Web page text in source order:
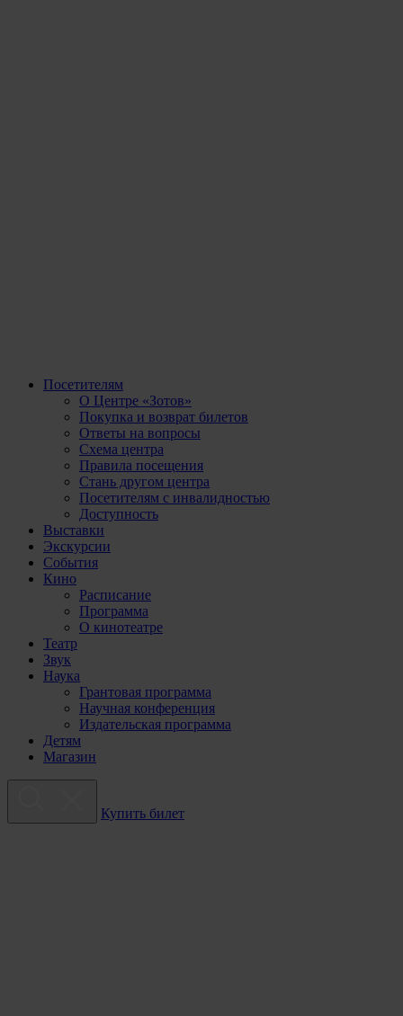
Посетителям
О Центре «Зотов»
Покупка и возврат билетов
Ответы на вопросы
Схема центра
Правила посещения
Стань другом центра
Посетителям с инвалидностью
Доступность
Выставки
Экскурсии
События
Кино
Расписание
Программа
О кинотеатре
Театр
Звук
Наука
Грантовая программа
Научная конференция
Издательская программа
Детям
Магазин
Купить билет